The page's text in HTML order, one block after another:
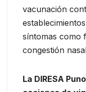
vacunación
síntomas como
congestión
La DIRESA